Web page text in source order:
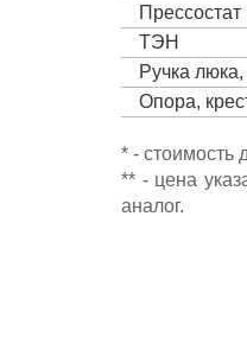
Прессостат
ТЭН
Ручка
Опора,
* - стоимость
** - цена
аналог.